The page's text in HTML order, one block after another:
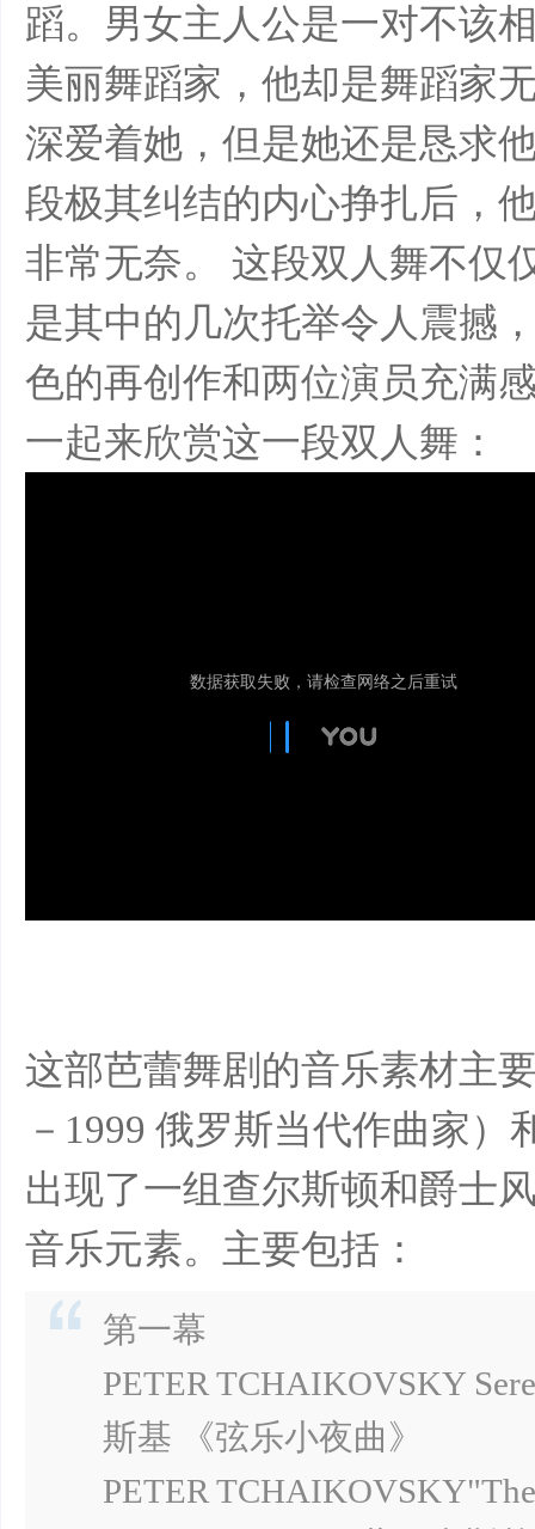
蹈。男女主人公是一对不该
美丽舞蹈家，他却是舞蹈家
深爱着她，但是她还是恳求
段极其纠结的内心挣扎后，
非常无奈。 这段双人舞不仅
是其中的几次托举令人震撼
色的再创作和两位演员充满
一起来欣赏这一段双人舞：
这部芭蕾舞剧的音乐素材主
－1999 俄罗斯当代作曲家
出现了一组查尔斯顿和爵士
音乐元素。主要包括：
第一幕
PETER TCHAIKOVSKY
斯基 《弦乐小夜曲》
PETER